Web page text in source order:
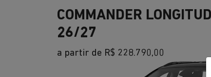
COMMANDER
26/27
a partir de R$ 228.790,00